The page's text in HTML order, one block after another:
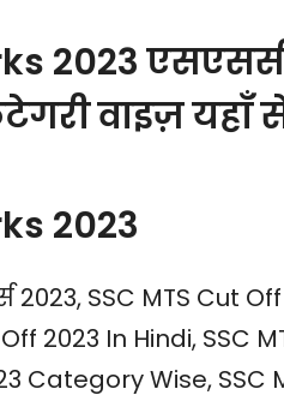
2023
वाइज़
2023
SSC MTS Cut Off
2023 In Hindi, SSC
Category Wise, SSC